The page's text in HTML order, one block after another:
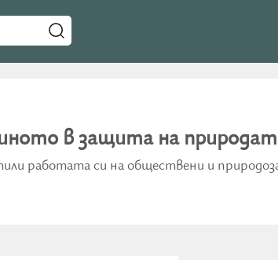
в защита на
работата си на обществени и